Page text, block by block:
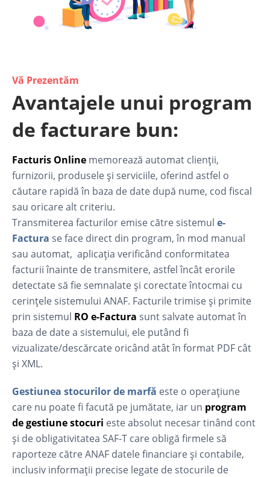
Vă Prezentăm
Avantajele unui program
de facturare bun:
Facturis Online memorează automat clienții,
furnizorii, produsele și serviciile, oferind astfel o
căutare rapidă în baza de date după nume, cod fiscal
sau oricare alt criteriu.
Transmiterea facturilor emise către sistemule-
Factura se face direct din program, în mod manual
sau automat, aplicația verificând conformitatea
facturii înainte de transmitere, astfel încât erorile
detectate să fie semnalate și corectate întocmai cu
cerințele sistemului ANAF. Facturile trimise și primite
prin sistemul RO e-Factura sunt salvate automat în
baza de date a sistemului, ele putând fi
vizualizate/descărcate oricând atât în format PDF cât
și XML.
Gestiunea stocurilor de marfă este o operațiune
care nu poate fi facută pe jumătate, iar un program
de gestiune stocuri este absolut necesar tinând cont
și de obligativitatea SAF-T care obligă firmele să
raporteze către ANAF datele financiare și contabile,
inclusiv informații precise legate de stocurile de